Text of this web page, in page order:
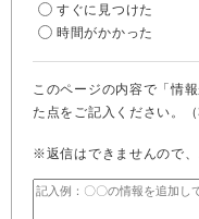
すぐに見つけた
時間がかかった
このページの内容で「情
た点をご記入ください。（
※返信はできませんので、